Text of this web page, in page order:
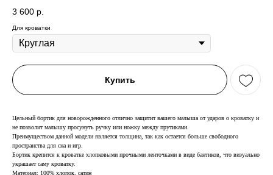
3 600 р.
Для кроватки
Купить
Цельный бортик для новорожденного отлично защитит вашего малыша от ударов о кроватку и
не позволит малышу просунуть ручку или ножку между прутиками.
Преимуществом данной модели является толщина, так как остается больше свободного
пространства для сна и игр.
Бортик крепится к кроватке хлопковыми прочными ленточками в виде бантиков, что визуально
украшает саму кроватку.
Материал: 100% хлопок, сатин